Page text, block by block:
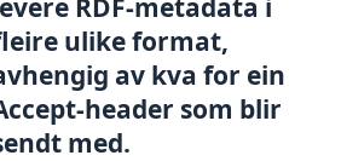
ulike format,
av kva for ein
header som blir
med.